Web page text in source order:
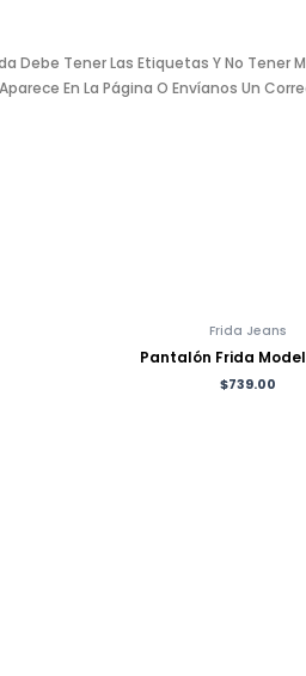
Debe Tener Las Etiquetas Y No Tener
En La Página O Envíanos Un
Frida Jeans
Pantalón Frida
$739.00